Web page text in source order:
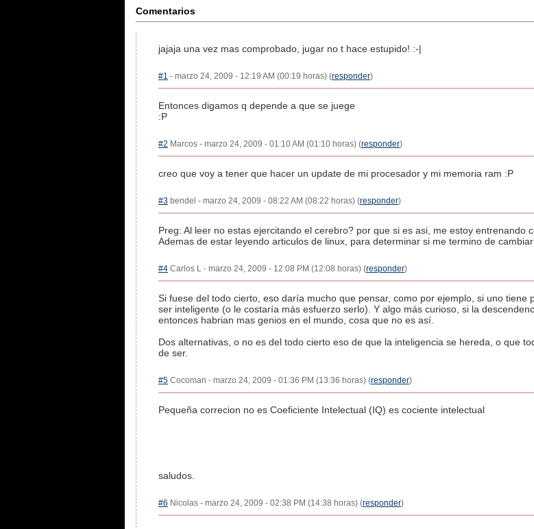
Comentarios
jajaja una vez mas comprobado, jugar no t hace estupido! :-|
#1 - marzo 24, 2009 - 12:19 AM (00:19 horas) (responder)
Entonces digamos q depende a que se juege
:P
#2 Marcos - marzo 24, 2009 - 01:10 AM (01:10 horas) (responder)
creo que voy a tener que hacer un update de mi procesador y mi memoria ram :P
#3 bendel - marzo 24, 2009 - 08:22 AM (08:22 horas) (responder)
Preg: Al leer no estas ejercitando el cerebro? por que si es asi, me estoy entrenando
Ademas de estar leyendo articulos de linux, para determinar si me termino de
#4 Carlos L - marzo 24, 2009 - 12:08 PM (12:08 horas) (responder)
Si fuese del todo cierto, eso daría mucho que pensar, como por ejemplo, si uno
ser inteligente (o le costaría más esfuerzo serlo). Y algo más curioso, si la
entonces habrian mas genios en el mundo, cosa que no es así.
Dos alternativas, o no es del todo cierto eso de que la inteligencia se hereda, o que
de ser.
#5 Cocoman - marzo 24, 2009 - 01:36 PM (13:36 horas) (responder)
Pequeña correcion no es Coeficiente Intelectual (IQ) es cociente intelectual
saludos.
#6 Nicolas - marzo 24, 2009 - 02:38 PM (14:38 horas) (responder)